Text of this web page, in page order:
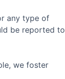
any type of
be reported to
we foster